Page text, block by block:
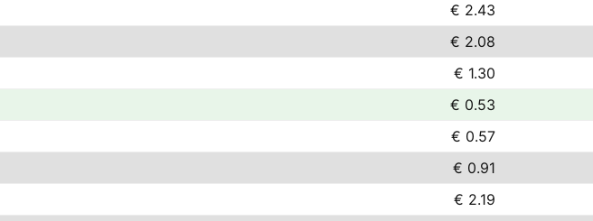
€ 2.43
€ 2.08
€ 1.30
€ 0.53
€ 0.57
€ 0.91
€ 2.19